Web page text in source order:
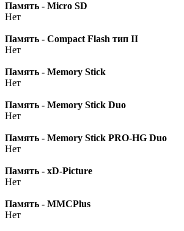
Память - Micro SD
Нет
Память - Compact Flash тип II
Нет
Память - Memory Stick
Нет
Память - Memory Stick Duo
Нет
Память - Memory Stick PRO-HG Duo
Нет
Память - xD-Picture
Нет
Память - MMCPlus
Нет